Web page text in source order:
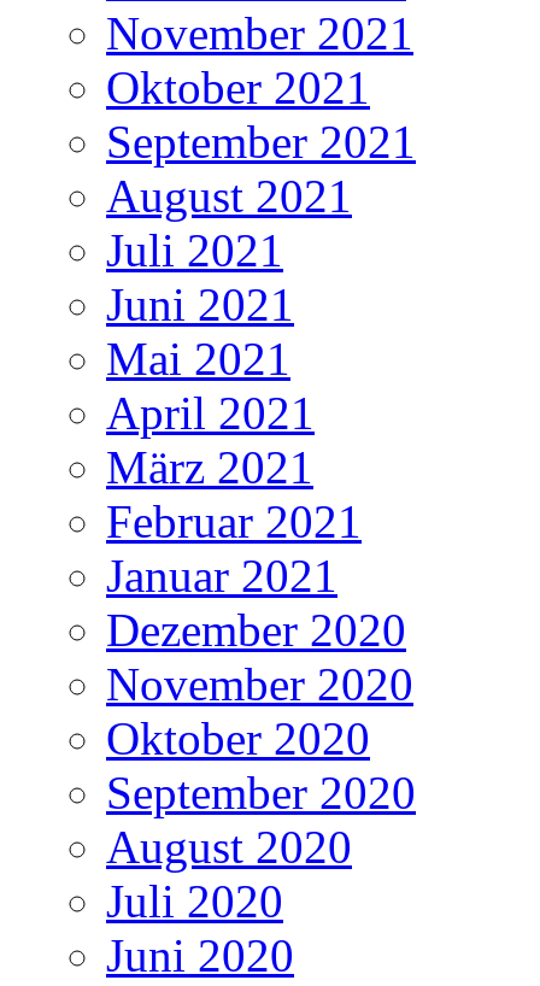
November 2021
Oktober 2021
September 2021
August 2021
Juli 2021
Juni 2021
Mai 2021
April 2021
März 2021
Februar 2021
Januar 2021
Dezember 2020
November 2020
Oktober 2020
September 2020
August 2020
Juli 2020
Juni 2020